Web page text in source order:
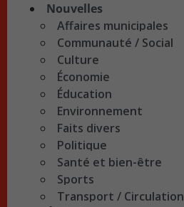
Nouvelles
Affaires municipales
Communauté / Social
Culture
Économie
Éducation
Environnement
Faits divers
Politique
Santé et bien-être
Sports
Transport / Circulation